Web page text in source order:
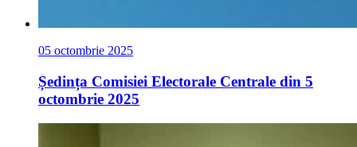
05 octombrie 2025
Ședința Comisiei Electorale Centrale din 5
octombrie 2025